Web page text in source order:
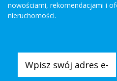
nowościami, rekomendacjami i
nieruchomości.